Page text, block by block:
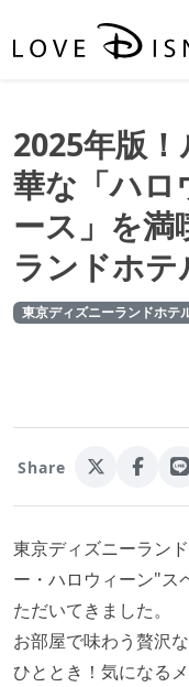
2025年版
華な「ハロ
ース」を満
ランドホテ
東京ディズニーランドホテ
Share
東京ディズニーラン
ー・ハロウィーン"ス
ただいてきました。
お部屋で味わう贅沢
ひととき！気になる